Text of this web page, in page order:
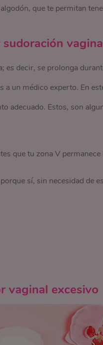
que te permitan
es decir, se prolonga
un médico experto. En
adecuado. Estos, son
que tu zona V
sí, sin necesidad de
vaginal excesivo